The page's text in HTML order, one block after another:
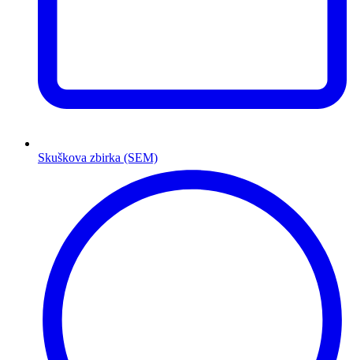
Skuškova zbirka (SEM)